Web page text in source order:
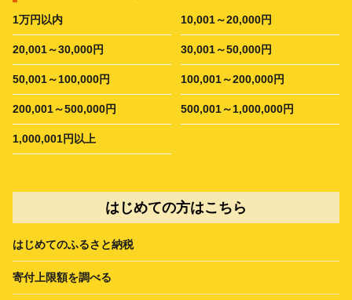
1万円以内 10,001～20,000円
20,001～30,000円 30,001～50,000円
50,001～100,000円 100,001～200,000円
200,001～500,000円 500,001～1,000,000円
1,000,001円以上
はじめての方はこちら
はじめてのふるさと納税
寄付上限額を調べる